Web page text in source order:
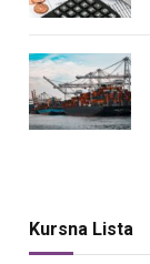
Kursna Lista